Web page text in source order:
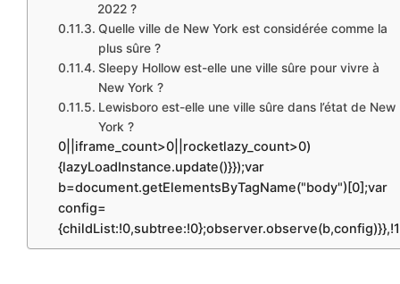
2022 ?
Quelle ville de New York est considérée comme la
plus sûre ?
Sleepy Hollow est-elle une ville sûre pour vivre à
New York ?
Lewisboro est-elle une ville sûre dans l’état de New
York ?
0||iframe_count>0||rocketlazy_count>0)
{lazyLoadInstance.update()}});var
b=document.getElementsByTagName("body")[0];var
config=